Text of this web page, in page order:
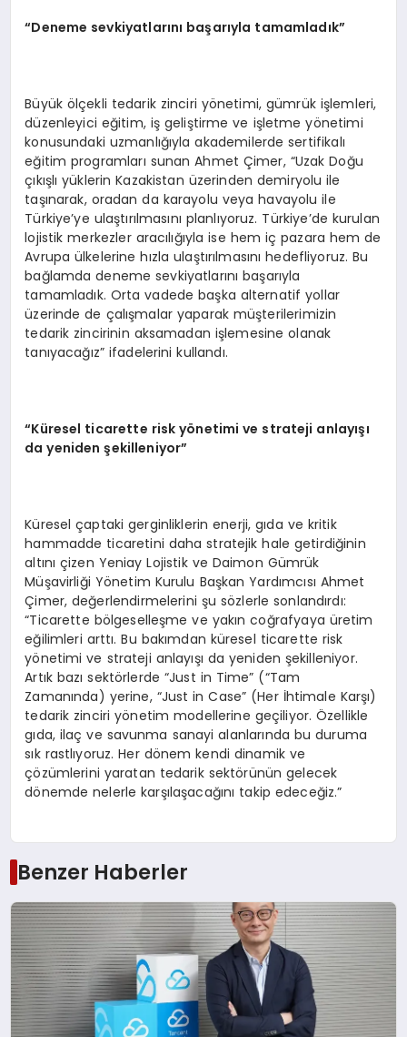
“Deneme sevkiyatlarını başarıyla tamamladık”
Büyük ölçekli tedarik zinciri yönetimi, gümrük işlemleri,
düzenleyici eğitim, iş geliştirme ve işletme yönetimi
konusundaki uzmanlığıyla akademilerde sertifikalı
eğitim programları sunan Ahmet Çimer, “Uzak Doğu
çıkışlı yüklerin Kazakistan üzerinden demiryolu ile
taşınarak, oradan da karayolu veya havayolu ile
Türkiye’ye ulaştırılmasını planlıyoruz. Türkiye’de kurulan
lojistik merkezler aracılığıyla ise hem iç pazara hem de
Avrupa ülkelerine hızla ulaştırılmasını hedefliyoruz. Bu
bağlamda deneme sevkiyatlarını başarıyla
tamamladık. Orta vadede başka alternatif yollar
üzerinde de çalışmalar yaparak müşterilerimizin
tedarik zincirinin aksamadan işlemesine olanak
tanıyacağız” ifadelerini kullandı.
“Küresel ticarette risk yönetimi ve strateji anlayışı
da yeniden şekilleniyor”
Küresel çaptaki gerginliklerin enerji, gıda ve kritik
hammadde ticaretini daha stratejik hale getirdiğinin
altını çizen Yeniay Lojistik ve Daimon Gümrük
Müşavirliği Yönetim Kurulu Başkan Yardımcısı Ahmet
Çimer, değerlendirmelerini şu sözlerle sonlandırdı:
“Ticarette bölgeselleşme ve yakın coğrafyaya üretim
eğilimleri arttı. Bu bakımdan küresel ticarette risk
yönetimi ve strateji anlayışı da yeniden şekilleniyor.
Artık bazı sektörlerde “Just in Time” (“Tam
Zamanında) yerine, “Just in Case” (Her İhtimale Karşı)
tedarik zinciri yönetim modellerine geçiliyor. Özellikle
gıda, ilaç ve savunma sanayi alanlarında bu duruma
sık rastlıyoruz. Her dönem kendi dinamik ve
çözümlerini yaratan tedarik sektörünün gelecek
dönemde nelerle karşılaşacağını takip edeceğiz.”
Benzer Haberler